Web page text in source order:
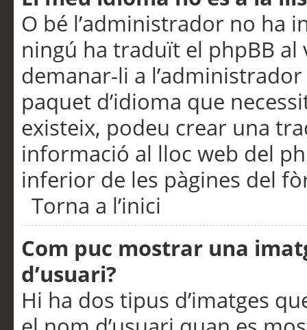
O bé l’administrador no ha
ningú ha traduït el phpBB
demanar-li a
paquet d’idioma que
existeix, podeu crear una
informació al lloc web del
inferior de les pàgines del
Torna a l’inici
Com puc mostrar una
d’usuari?
Hi ha dos tipus d’imatges